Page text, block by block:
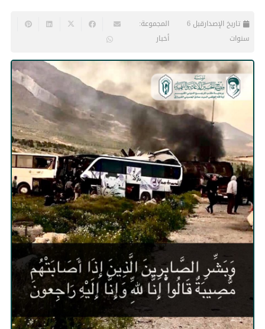
تاريخ الإصدار
قبل 6
سنوات
المجموعة:
أخبار